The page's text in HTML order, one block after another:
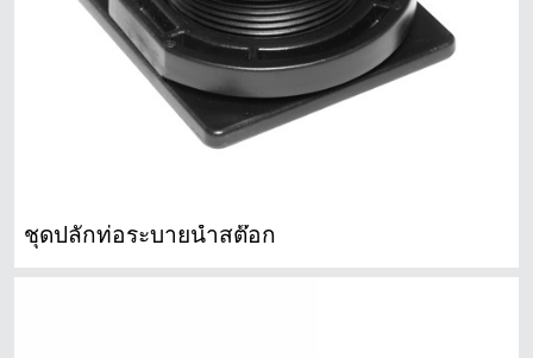
ชุดปลั๊กท่อระบายน้ำสต๊อก